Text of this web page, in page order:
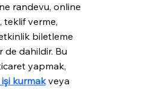
randevu, online
teklif verme,
biletleme
de dahildir. Bu
yapmak,
işi kurmak veya